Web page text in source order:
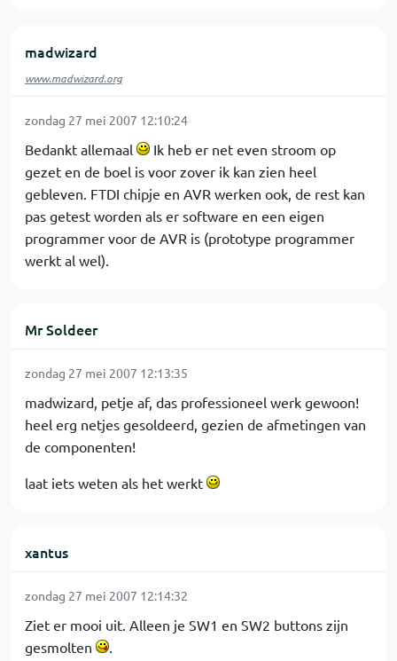
madwizard
www.madwizard.org
zondag 27 mei 2007 12:10:24
Bedankt allemaal
Ik heb er net even stroom op
gezet en de boel is voor zover ik kan zien heel
gebleven. FTDI chipje en AVR werken ook, de rest kan
pas getest worden als er software en een eigen
programmer voor de AVR is (prototype programmer
werkt al wel).
Mr Soldeer
zondag 27 mei 2007 12:13:35
madwizard, petje af, das professioneel werk gewoon!
heel erg netjes gesoldeerd, gezien de afmetingen van
de componenten!
laat iets weten als het werkt
xantus
zondag 27 mei 2007 12:14:32
Ziet er mooi uit. Alleen je SW1 en SW2 buttons zijn
gesmolten
.